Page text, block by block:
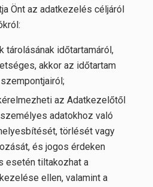
Önt az adatkezelés céljáról
tárolásának időtartamáról,
akkor az időtartam
az Adatkezelőtől
adatokhoz való
törlését vagy
és jogos érdeken
esetén tiltakozhat a
ellen, valamint a